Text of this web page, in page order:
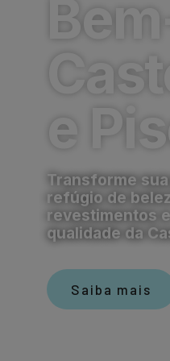
e
Transforme
refúgio de
revestimentos
qualidade da
Saiba mais